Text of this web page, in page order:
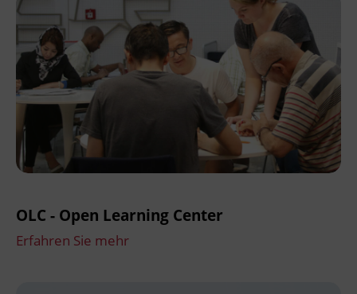
OLC - Open Learning Center
Erfahren Sie mehr